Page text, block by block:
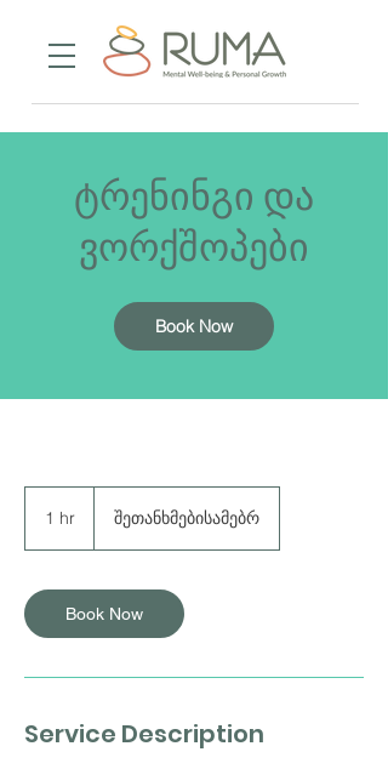
ტრენინგი და
ვორქშოპები
Book Now
1 hr შეთანხმებისამებრ
Book Now
Service Description